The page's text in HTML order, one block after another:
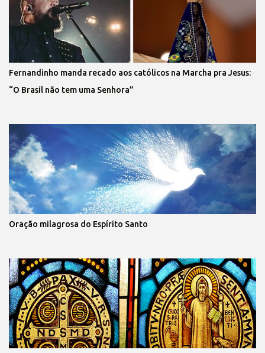
Fernandinho manda recado aos católicos na Marcha pra Jesus:
“O Brasil não tem uma Senhora”
Oração milagrosa do Espírito Santo